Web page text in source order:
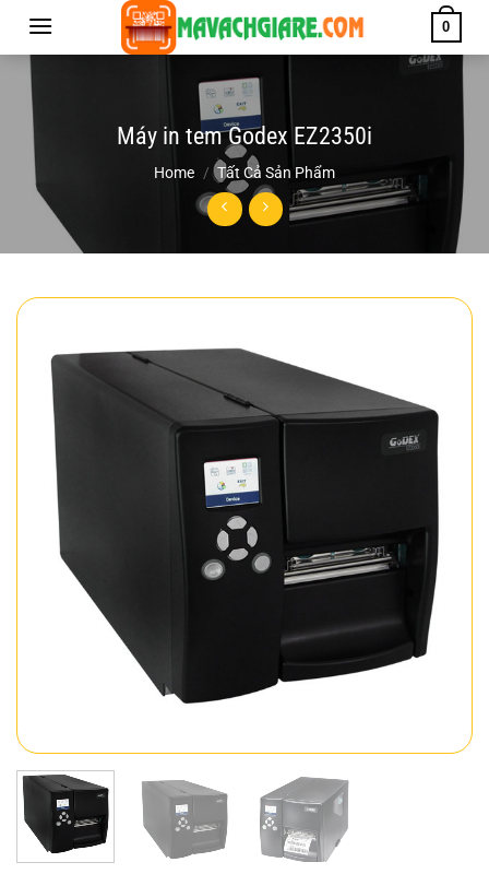
dung
0
Máy in tem Godex EZ2350i
Home / Tất Cả Sản Phẩm